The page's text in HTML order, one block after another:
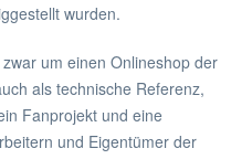
wurden.
um einen Onlineshop der
als technische Referenz,
Fanprojekt und eine
und Eigentümer der